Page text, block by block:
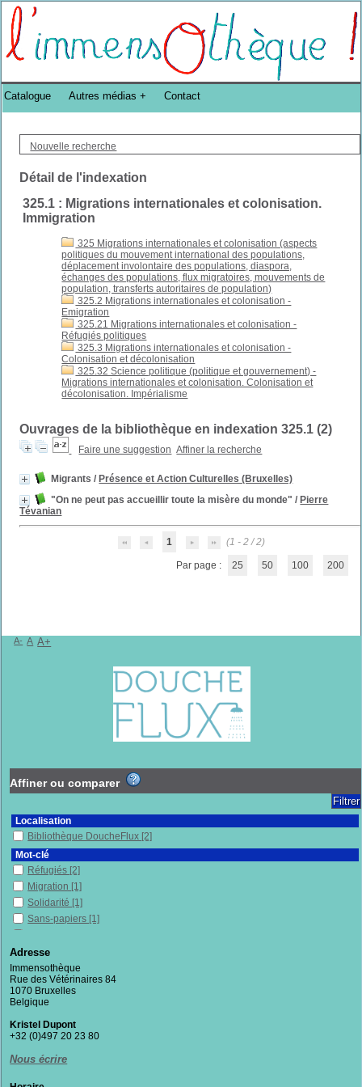
Bibliothèque DoucheFLUX Bibliotheek -->
Nouvelle recherche
Détail de l'indexation
325.1 : Migrations internationales et colonisation.
Immigration
325 Migrations internationales et colonisation (aspects
politiques du mouvement international des populations,
déplacement involontaire des populations, diaspora,
échanges des populations, flux migratoires, mouvements de
population, transferts autoritaires de population)
325.2 Migrations internationales et colonisation -
Emigration
325.21 Migrations internationales et colonisation -
Réfugiés politiques
325.3 Migrations internationales et colonisation -
Colonisation et décolonisation
325.32 Science politique (politique et gouvernement) -
Migrations internationales et colonisation. Colonisation et
décolonisation. Impérialisme
Ouvrages de la bibliothèque en indexation 325.1 (2)
Faire une suggestion Affiner la recherche
Migrants / Présence et Action Culturelles (Bruxelles)
"On ne peut pas accueillir toute la misère du monde" / Pierre
Tévanian
1 (1 - 2 / 2)
Par page : 25 50 100 200
Catalogue Autres médias Contact
A- A A+
Affiner ou comparer
Localisation
Bibliothèque DoucheFlux [2]
Mot-clé
Réfugiés [2]
Migration [1]
Solidarité [1]
Sans-papiers [1]
Préjugés
Populisme[1]
Politique publique[1]
Politique d'accueil
Morale[1]
Migrants
Justice
Adresse
Immensothèque
Rue des Vétérinaires 84
1070 Bruxelles
Belgique
Kristel Dupont
+32 (0)497 20 23 80
Nous écrire